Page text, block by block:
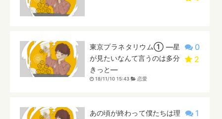
0
2
東京プラネタリウム① ―星
が見たいなんて言うのは多分
きっと―
18/11/10 15:43 恋愛
1
あの頃が終わって僕たちは理